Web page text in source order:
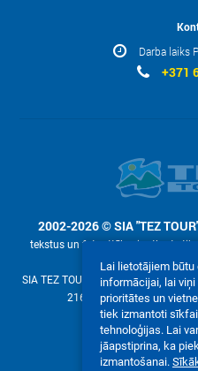
Darba laiks
+371
2002-2026 © SIA "TEZ
tekstus un fotoattēlus ir atļauts
rakstisku atļauju
SIA TEZ TOUR (reg. №40003586306,
2167, е-pasts:
Mēs
Lai lietotājiem
informācijai, lai
prioritātes un
tiek izmantoti
tehnoloģijas. Lai
jāapstiprina, ka
izmantošanai.